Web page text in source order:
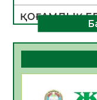
ҚОҒАМДЫҚ
ДАМУЫНЫҢ
06.08.2026
ҚҰРЫЛТАЙ
06.08.2026